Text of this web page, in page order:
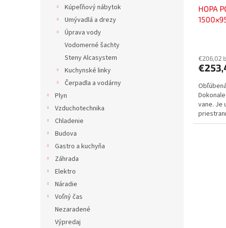
Kúpeľňový nábytok
Umývadlá a drezy
Úprava vody
Vodomerné šachty
Steny Alcasystem
Kuchynské linky
Čerpadla a vodárny
Plyn
Vzduchotechnika
Chladenie
Budova
Gastro a kuchyňa
Záhrada
Elektro
Náradie
Voľný čas
Nezaradené
Výpredaj
HOPA
€206,02
vane. Je